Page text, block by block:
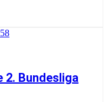
2. Bundesliga